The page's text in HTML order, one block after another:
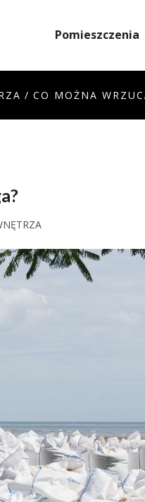
Pomieszczenia
/ CO MOŻNA